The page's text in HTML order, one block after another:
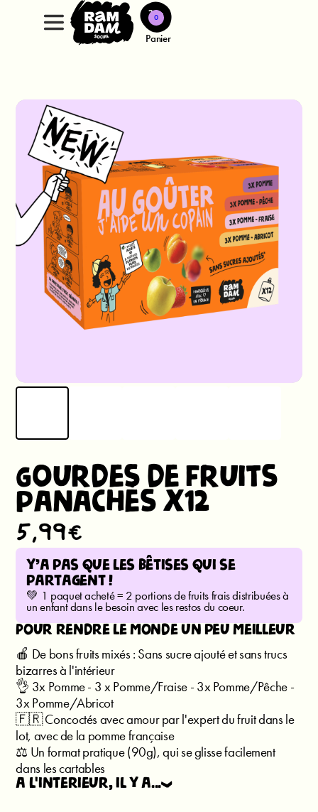
0
Panier
Gourdes de fruits
panachés x12
5,99€
y’a pas que les bêtises qui se
partagent !
💚 1 paquet acheté = 2 portions de fruits frais distribuées à
un enfant dans le besoin avec les restos du coeur.
Pour rendre le monde un peu meilleur
🍎 De bons fruits mixés : Sans sucre ajouté et sans trucs
bizarres à l'intérieur
👌 3x Pomme - 3 x Pomme/Fraise - 3x Pomme/Pêche -
3x Pomme/Abricot
🇫🇷 Concoctés avec amour par l'expert du fruit dans le
lot, avec de la pomme française
⚖️ Un format pratique (90g), qui se glisse facilement
dans les cartables
à l'intérieur, il y a...